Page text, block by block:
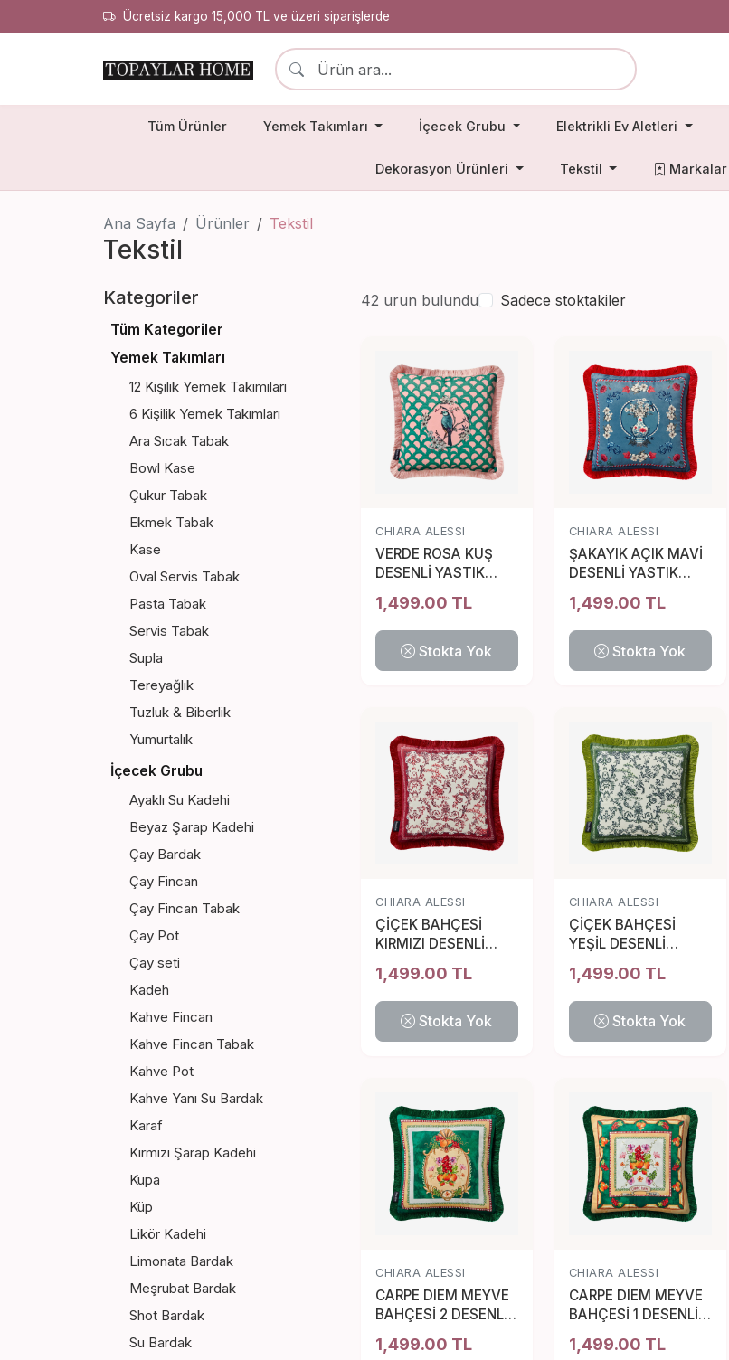
Ücretsiz kargo 15,000 TL ve üzeri siparişlerde
Tüm Ürünler Yemek Takımları İçecek Grubu Elektrikli Ev Aletleri
Dekorasyon Ürünleri Tekstil Markalar
Ana Sayfa Ürünler Tekstil
Tekstil
Kategoriler
Tüm Kategoriler
Yemek Takımları
12 Kişilik Yemek Takımıları
6 Kişilik Yemek Takımları
Ara Sıcak Tabak
Bowl Kase
Çukur Tabak
Ekmek Tabak
Kase
Oval Servis Tabak
Pasta Tabak
Servis Tabak
Supla
Tereyağlık
Tuzluk & Biberlik
Yumurtalık
İçecek Grubu
Ayaklı Su Kadehi
Beyaz Şarap Kadehi
Çay Bardak
Çay Fincan
Çay Fincan Tabak
Çay Pot
Çay seti
Kadeh
Kahve Fincan
Kahve Fincan Tabak
Kahve Pot
Kahve Yanı Su Bardak
Karaf
Kırmızı Şarap Kadehi
Kupa
Küp
Likör Kadehi
Limonata Bardak
Meşrubat Bardak
Shot Bardak
Su Bardak
42 urun bulundu Sadece stoktakiler
CHIARA ALESSI
VERDE ROSA KUŞ
DESENLİ YASTIK
1,499.00 TL
Stokta Yok
CHIARA ALESSI
ŞAKAYIK AÇIK MAVİ
DESENLİ YASTIK
1,499.00 TL
Stokta Yok
CHIARA ALESSI
ÇİÇEK BAHÇESİ
KIRMIZI DESENLİ
1,499.00 TL
Stokta Yok
CHIARA ALESSI
ÇİÇEK BAHÇESİ
YEŞİL DESENLİ
1,499.00 TL
Stokta Yok
CHIARA ALESSI
CARPE DIEM MEYVE
BAHÇESİ 2 DESENLİ
1,499.00 TL
CHIARA ALESSI
CARPE DIEM MEYVE
BAHÇESİ 1 DESENLİ
1,499.00 TL